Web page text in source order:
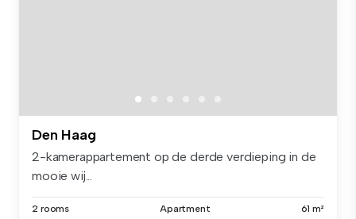
Den Haag
2-kamerappartement op de derde verdieping in de
mooie wij...
2 rooms Apartment 61 m²